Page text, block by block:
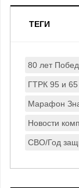
ТЕГИ
80 лет
ГТРК 95 и 65
Марафон
Новости
СВО/Год